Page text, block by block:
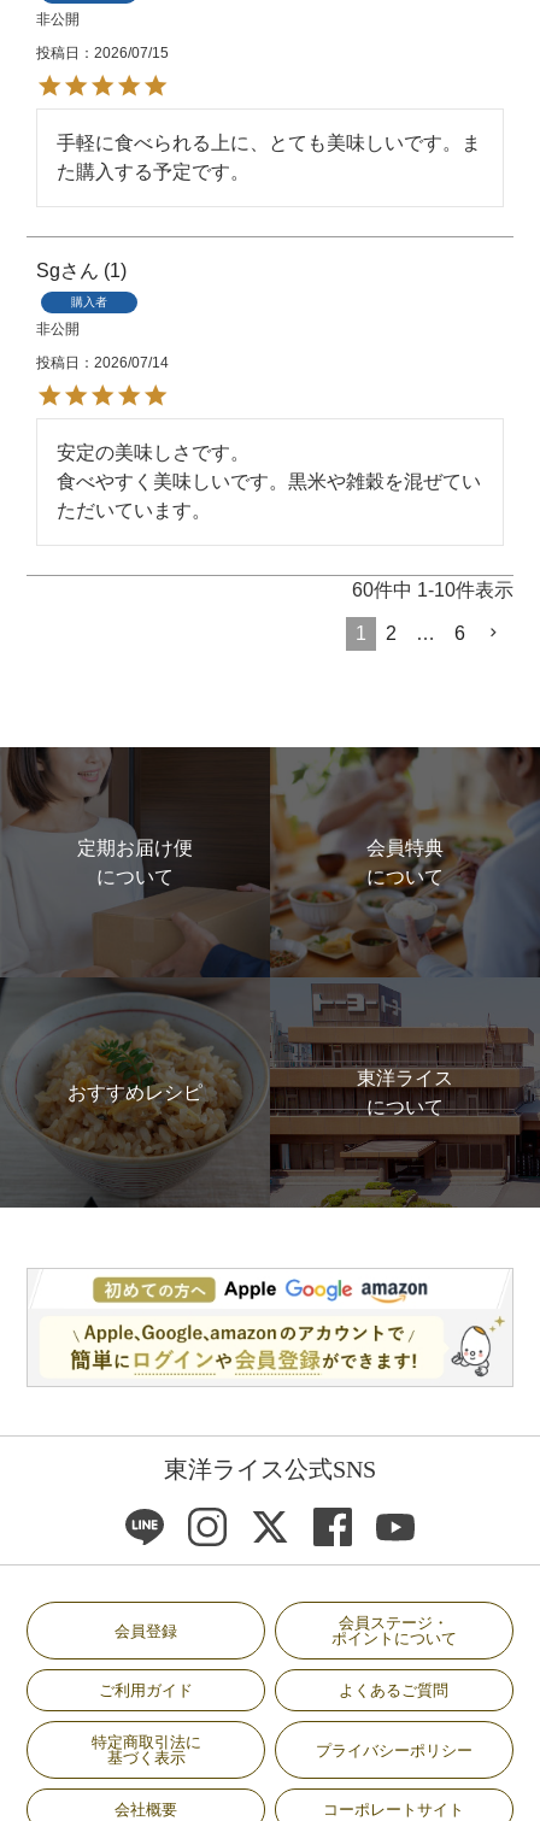
非公開
投稿日
2026/07/15
手軽に食べられる上に、とても美味しいです。ま
た購入する予定です。
Sg 1
購入者
非公開
投稿日
2026/07/14
安定の美味しさです。
食べやすく美味しいです。黒米や雑穀を混ぜてい
ただいています。
60件中 1-10件表示
1 2 … 6
定期お届け便
について
会員特典
について
おすすめレシピ
東洋ライス
について
東洋ライス公式SNS
会員登録
会員ステージ・
ポイントについて
ご利用ガイド よくあるご質問
特定商取引法に
基づく表示
プライバシーポリシー
会社概要 コーポレートサイト